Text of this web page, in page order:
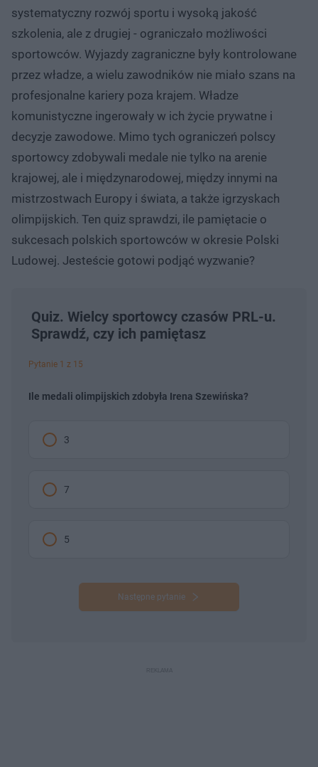
systematyczny rozwój sportu i wysoką jakość
szkolenia, ale z drugiej - ograniczało możliwości
sportowców. Wyjazdy zagraniczne były kontrolowane
przez władze, a wielu zawodników nie miało szans na
profesjonalne kariery poza krajem. Władze
komunistyczne ingerowały w ich życie prywatne i
decyzje zawodowe. Mimo tych ograniczeń polscy
sportowcy zdobywali medale nie tylko na arenie
krajowej, ale i międzynarodowej, między innymi na
mistrzostwach Europy i świata, a także igrzyskach
olimpijskich. Ten quiz sprawdzi, ile pamiętacie o
sukcesach polskich sportowców w okresie Polski
Ludowej. Jesteście gotowi podjąć wyzwanie?
Quiz. Wielcy sportowcy czasów PRL-u.
Sprawdź, czy ich pamiętasz
Pytanie 1 z 15
Ile medali olimpijskich zdobyła Irena Szewińska?
3
7
5
Następne pytanie